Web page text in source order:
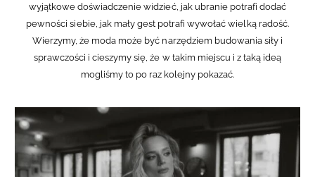
wyjątkowe doświadczenie widzieć, jak ubranie potrafi dodać
pewności siebie, jak mały gest potrafi wywołać wielką radość.
Wierzymy, że moda może być narzędziem budowania siły i
sprawczości i cieszymy się, że w takim miejscu i z taką ideą
mogliśmy to po raz kolejny pokazać.